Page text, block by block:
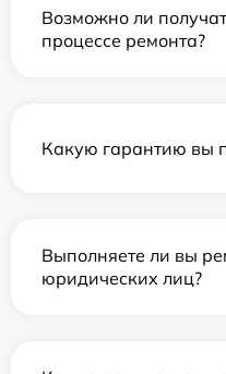
Возможно ли
процессе ремонта?
Какую гарантию вы
Выполняете ли вы
юридических лиц?